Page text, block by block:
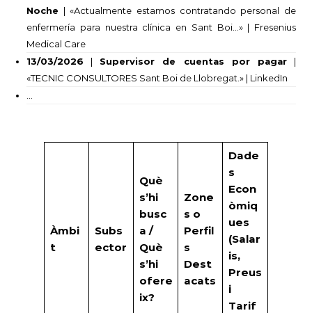
Noche | «Actualmente estamos contratando personal de
enfermería para nuestra clínica en Sant Boi…» | Fresenius
Medical Care
13/03/2026 | Supervisor de cuentas por pagar|
«TECNIC CONSULTORES Sant Boi de Llobregat.» | LinkedIn
Àmbi
t
Subs
ector
Què
s’hi
busc
a /
Què
s’hi
ofere
ix?
Zone
s o
Perfil
s
Dest
acats
Dade
s
Econ
òmiq
ues
(Salar
is,
Preus
i
Tarif